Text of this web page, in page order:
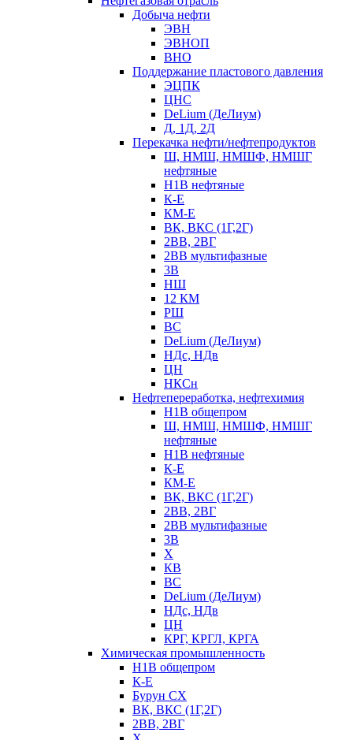
Добыча нефти
ЭВН
ЭВНОП
ВНО
Поддержание пластового давления
ЭЦПК
ЦНС
DeLium (ДеЛиум)
Д, 1Д, 2Д
Перекачка нефти/нефтепродуктов
Ш, НМШ, НМШФ, НМШГ
нефтяные
Н1В нефтяные
К-Е
КМ-Е
ВК, ВКС (1Г,2Г)
2ВВ, 2ВГ
2ВВ мультифазные
3В
НШ
12 КМ
РШ
ВС
DeLium (ДеЛиум)
НДс, НДв
ЦН
НКСн
Нефтепереработка, нефтехимия
Н1В общепром
Ш, НМШ, НМШФ, НМШГ
нефтяные
Н1В нефтяные
К-Е
КМ-Е
ВК, ВКС (1Г,2Г)
2ВВ, 2ВГ
2ВВ мультифазные
3В
Х
КВ
ВС
DeLium (ДеЛиум)
НДс, НДв
ЦН
КРГ, КРГЛ, КРГА
Химическая промышленность
Н1В общепром
К-Е
Бурун СХ
ВК, ВКС (1Г,2Г)
2ВВ, 2ВГ